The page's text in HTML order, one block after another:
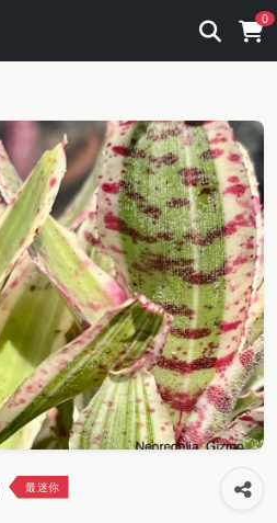
0
最迷你